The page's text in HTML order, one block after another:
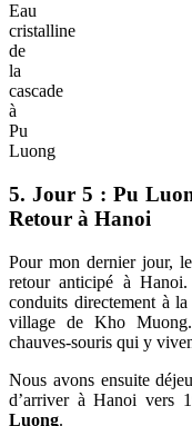
Eau
cristalline
de
la
cascade
à
Pu
Luong
5. Jour 5 : Pu
Retour à Hanoi
Pour mon dernier jour,
retour anticipé à
conduits directement à
village de Kho
chauves-souris qui y
Nous avons ensuite
d’arriver à Hanoi vers
Luong.